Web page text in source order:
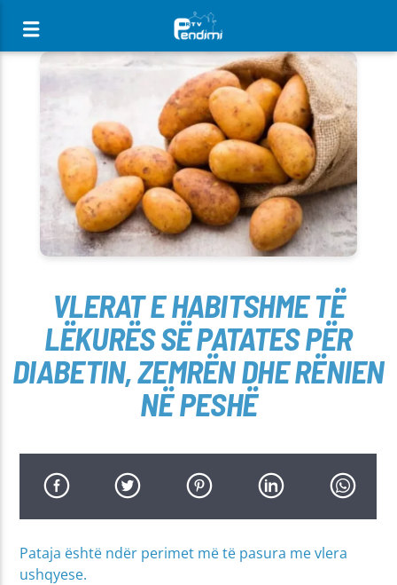
[There are no radio stations in the database]
VLERAT E HABITSHME TË
LËKURËS SË PATATES PËR
DIABETIN, ZEMRËN DHE RËNIEN
NË PESHË
Pataja është ndër perimet më të pasura me vlera
ushqyese.